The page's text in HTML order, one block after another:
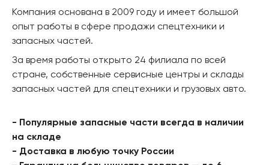
Компания основана в 2009 году и имеет большой
опыт работы в сфере продажи спецтехники и
запасных частей.
За время работы открыто 24 филиала по всей
стране, собственные сервисные центры и склады
запасных частей для спецтехники и грузовых авто.
- Популярные запасные части всегда в наличии
на складе
- Доставка в любую точку России